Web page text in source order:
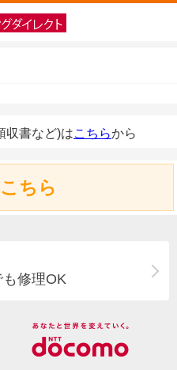
収書など)はこちらから
ちら
修理OK